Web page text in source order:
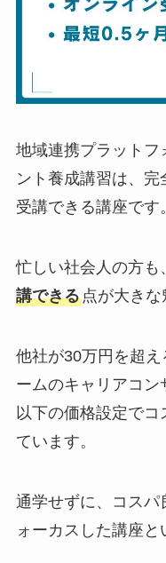
地域連携プラットフ
ント養成講習は、完
受講できる講座です。
忙しい社会人の方も、
講できる点が大きな
他社が30万円を超
ームのキャリアコン
以下の価格設定で
ています。
通学せずに、コスパ
ォーカスした講座と